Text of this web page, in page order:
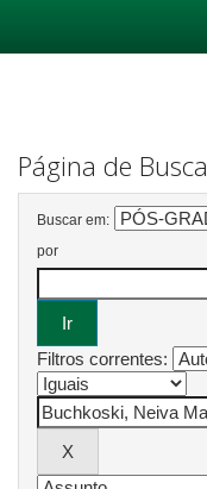
Página de Busca
Buscar em:
por
Filtros correntes: